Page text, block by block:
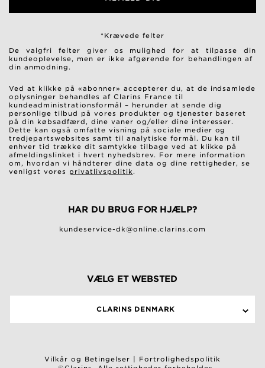
*Krævede felter
De valgfri felter giver os mulighed for at tilpasse din
kundeoplevelse, men er ikke afgørende for behandlingen af ​​
din anmodning.
Ved at klikke på «abonner» accepterer du, at de indsamlede
oplysninger behandles af Clarins France til
kundeadministrationsformål – herunder at sende dig
personlige tilbud på vores produkter og tjenester baseret
på din købsadfærd, dine vaner og/eller dine interesser.
Dette kan også omfatte visning på sociale medier og
tredjepartswebsites samt til analytiske formål. Du kan til
enhver tid trække dit samtykke tilbage ved at klikke på
afmeldingslinket i hvert nyhedsbrev. For mere information
om, hvordan vi håndterer dine data og dine rettigheder, se
venligst vores privatlivspolitik.
HAR DU BRUG FOR HJÆLP?
kundeservice-dk@online.clarins.com
VÆLG ET WEBSTED
CLARINS DENMARK
Vilkår og Betingelser
Fortrolighedspolitik